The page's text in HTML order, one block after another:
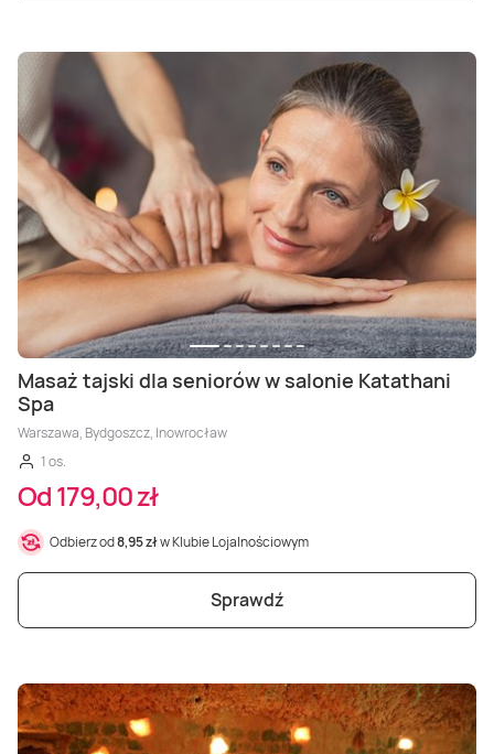
Masaż tajski dla seniorów w salonie Katathani
Spa
Warszawa, Bydgoszcz, Inowrocław
1 os.
Od 179,00 zł
Odbierz od8,95 złw Klubie Lojalnościowym
Sprawdź